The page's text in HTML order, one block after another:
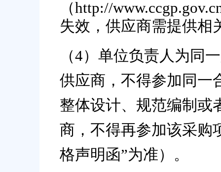
（http://
失效，供应商需提供相
（4）单位负责人为同
供应商，不得参加同一
整体设计、规范编制或
商，不得再参加该采购
格声明函”为准）。